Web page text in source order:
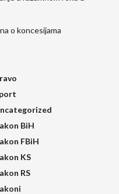
o koncesijama
BiH
FBiH
KS
RS